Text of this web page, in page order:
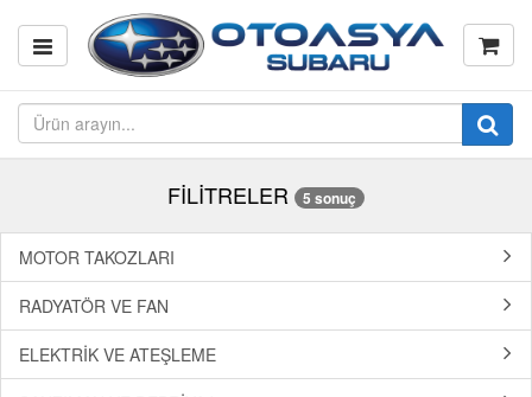
FİLİTRELER 5 sonuç
MOTOR TAKOZLARI
RADYATÖR VE FAN
ELEKTRİK VE ATEŞLEME